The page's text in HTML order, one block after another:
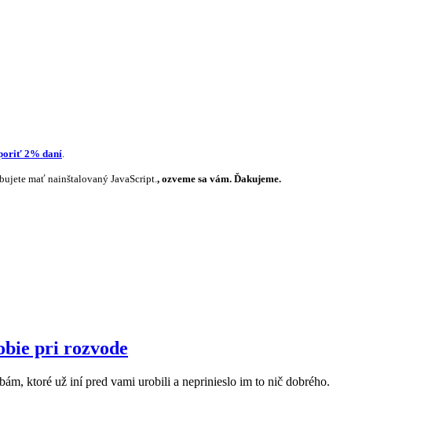
2% daní.
mať nainštalovaný JavaScript., ozveme sa vám. Ďakujeme.
pri rozvode
ktoré už iní pred vami urobili a neprinieslo im to nič dobrého.